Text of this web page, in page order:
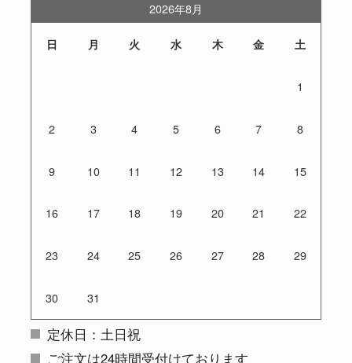
2026年8月
日 月 火 水 木 金 土
1
2 3 4 5 6 7 8
9 10 11 12 13 14 15
16 17 18 19 20 21 22
23 24 25 26 27 28 29
30 31
定休日：土日祝
ご注文は24時間受付けております